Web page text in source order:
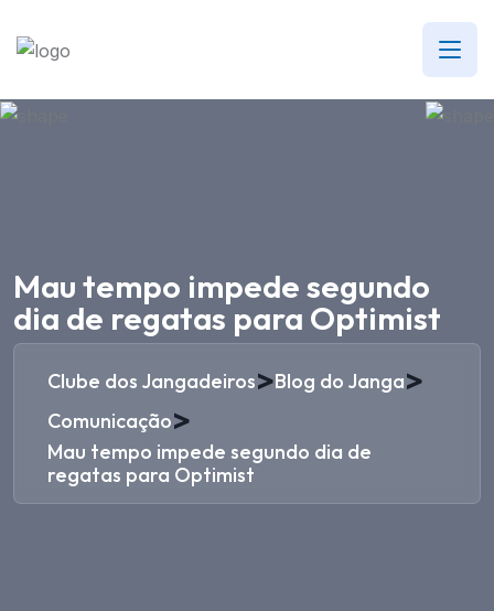
Mau tempo impede segundo
dia de regatas para Optimist
Clube dos Jangadeiros>Blog do Janga>
Comunicação>
Mau tempo impede segundo dia de
regatas para Optimist